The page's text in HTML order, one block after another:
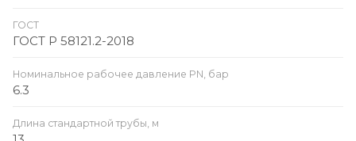
ГОСТ
ГОСТ Р 58121.2-2018
Номинальное рабочее давление PN, бар
6.3
Длина стандартной трубы, м